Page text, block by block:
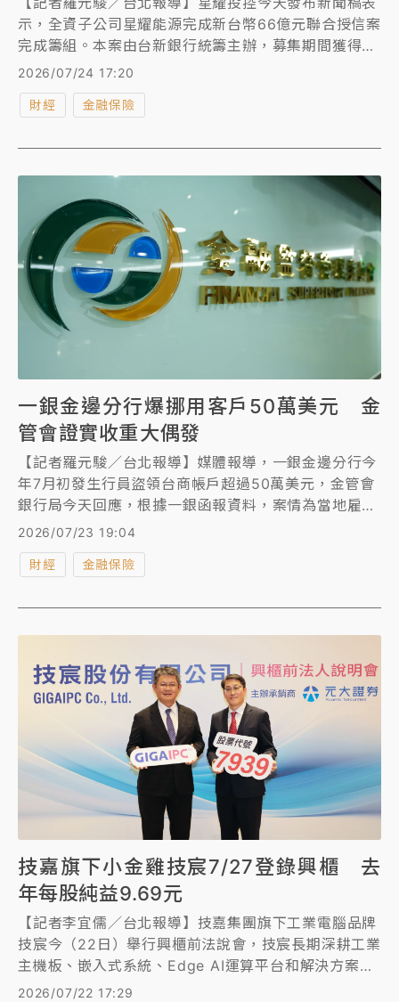
示，全資子公司星耀能源完成新台幣66億元聯合授信案
完成籌組。本案由台新銀行統籌主辦，募集期間獲得金
融同業響應，認購總額高達120億元，超額認購率達
2026/07/24 17:20
財經 金融保險
一銀金邊分行爆挪用客戶50萬美元 金
管會證實收重大偶發
【記者羅元駿／台北報導】媒體報導，一銀金邊分行今
年7月初發生行員盜領台商帳戶超過50萬美元，金管會
銀行局今天回應，根據一銀函報資料，案情為當地雇用
行員利用職務之便、挪用客戶資金。
2026/07/23 19:04
財經 金融保險
技嘉旗下小金雞技宸7/27登錄興櫃 去
年每股純益9.69元
【記者李宜儒／台北報導】技嘉集團旗下工業電腦品牌
技宸今（22日）舉行興櫃前法說會，技宸長期深耕工業
主機板、嵌入式系統、Edge AI運算平台和解決方案，
廣泛應用於智慧零售、製造及醫療等領域。2025年受
2026/07/22 17:29